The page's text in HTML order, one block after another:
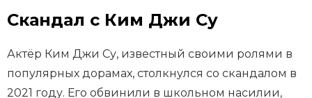
Скандал с Ким Джи Су
Актёр Ким Джи Су, известный своими ролями в
популярных дорамах, столкнулся со скандалом в
2021 году. Его обвинили в школьном насилии,